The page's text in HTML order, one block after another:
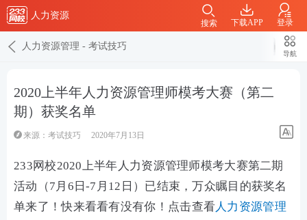
人力资源
下载APP 登录
搜索
人力资源管理 - 考试技巧
导航
2020上半年人力资源管理师模考大赛（第二
期）获奖名单
来源： 考试技巧 2020年7月13日
233网校2020上半年人力资源管理师模考大赛第二期
活动（7月6日-7月12日）已结束，万众瞩目的获奖名
单来了！快来看看有没有你！点击查看人力资源管理